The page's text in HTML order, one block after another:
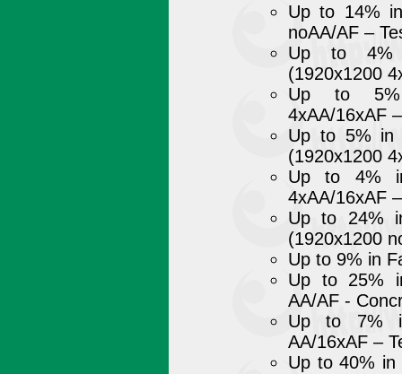
Up to 14%
noAA/AF –
Up to 4%
(1920x1200
Up to 5%
4xAA/16xAF
Up to 5% in
(1920x1200
Up to 4%
4xAA/16xAF
Up to 24%
(1920x1200
Up to 9% in
Up to 25%
AA/AF -
Up to 7%
AA/16xAF –
Up to 40% in